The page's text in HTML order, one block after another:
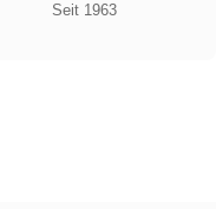
Seit 1963